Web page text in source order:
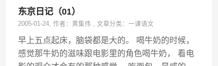
东京日记（01）
2005-01-24, 作者：黄集伟 ,文章分类：一课语文
早上五点起床，脑袋都是大的。 喝牛奶的时候，
感觉那牛奶的滋味跟电影里的角色喝牛奶， 看电